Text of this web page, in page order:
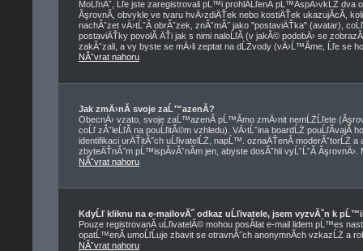
MoĹľnĂˇ, Ĺľe jste zaregistrovali pĹ™i prohlĂ­ĹľenĂ­ pĹ™Ă­spÄ›vkĹŻ dva
ĂşrovnĂ­, obvykle ve tvaru hvÄ›zdiÄŤek nebo kostiÄŤek ukazujĂ­cĂ­,
nachĂˇzet vÄ›tĹˇĂ­ obrĂˇzek, znĂˇmĂ˝ jako "postaviÄŤka" (avatar),
postaviÄŤky povolĂ­ ÄŤi jak s nimi naloĹľĂ­ (v jakĂ© podobÄ› se
zakĂˇzali, a vy byste se mÄ›li zeptat na dĹŻvody (vÄ›Ĺ™Ă­me, Ĺľe se
NĂˇvrat nahoru
Jak zmÄ›nĂ­ svoje zaĹ™azenĂ­?
ObecnÄ› vzato, svoje zaĹ™azenĂ­ pĹ™Ă­mo zmÄ›nit nemĹŻĹľete
coĹľ zĂˇleĹľĂ­ na pouĹľitĂ©m vzhledu). VÄ›tĹˇina boardĹŻ pouĹľĂ­vajĂ­
identifikaci urÄŤitĂ˝ch uĹľivatelĹŻ, napĹ™. oznaÄŤenĂ­ moderĂˇtorĹŻ
zbyteÄŤnĂ˝m pĹ™ispĂ­vĂˇnĂ­m jen, abyste dosĂˇhli vyĹˇĹˇĂ­
NĂˇvrat nahoru
KdyĹľ kliknu na e-mailovĂ˝ odkaz uĹľivatele, jsem vyzvĂˇn k
Pouze registrovanĂ­ uĹľivatelĂ© mohou posĂ­lat e-mail lidem pĹ™es
opatĹ™enĂ­ umoĹľĹuje zbavit se otravnĂ˝ch anonymnĂ­ch vzkazĹŻ a
NĂˇvrat nahoru